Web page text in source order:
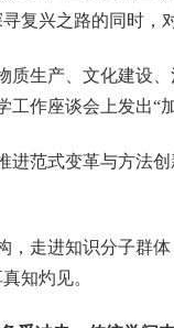
复兴之路的同时，
质生产、文化建设
作座谈会上发出“
进范式变革与方法
走进知识分子群
知灼见。